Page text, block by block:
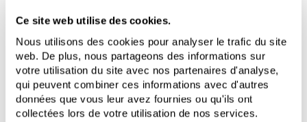
Ce site web utilise des cookies.
Nous utilisons des cookies pour analyser le trafic du site
web. De plus, nous partageons des informations sur
votre utilisation du site avec nos partenaires d'analyse,
qui peuvent combiner ces informations avec d'autres
données que vous leur avez fournies ou qu'ils ont
collectées lors de votre utilisation de nos services.
chaud, d'environ 21°C - 29°C. Il est également
années pour favoriser sa croissance.
Dracaena fragrans 'Golden Coast'
Ramifié-multi